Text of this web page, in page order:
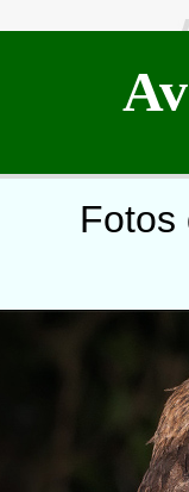
Fotos